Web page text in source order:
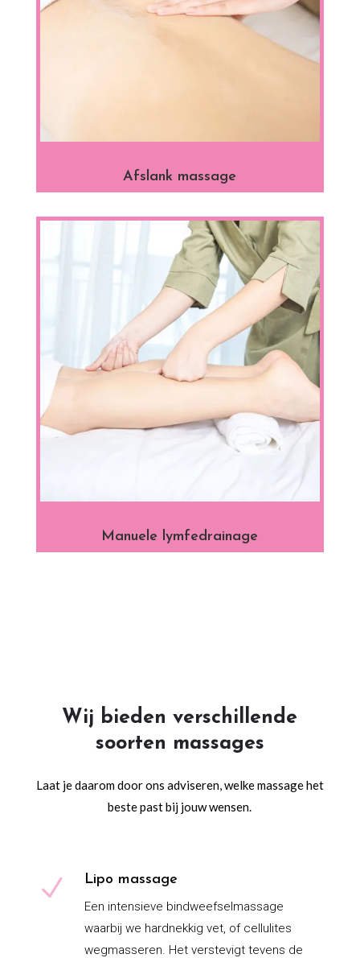
Afslank massage
Manuele lymfedrainage
Wij bieden verschillende
soorten massages
Laat je daarom door ons adviseren, welke massage het
beste past bij jouw wensen.
N Lipo massage
Een intensieve bindweefselmassage
waarbij we hardnekkig vet, of cellulites
wegmasseren. Het verstevigt tevens de